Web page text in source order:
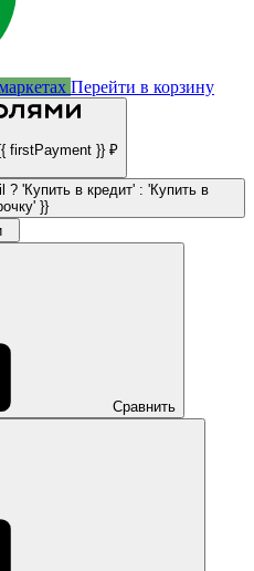
Перейти в корзину
firstPayment }} ₽
? 'Купить в кредит' : 'Купить в
}}
Сравнить